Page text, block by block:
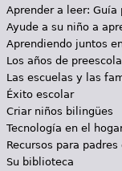
Aprender a leer:
Ayude a su niño a
Aprendiendo juntos
Los años de
Las escuelas y las
Éxito escolar
Criar niños bilingües
Tecnología en el
Recursos para
Su biblioteca